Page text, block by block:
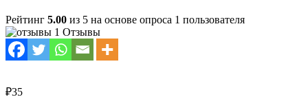
Рейтинг 5.00 из 5 на основе опроса 1 пользователя
1 Отзывы
₽35